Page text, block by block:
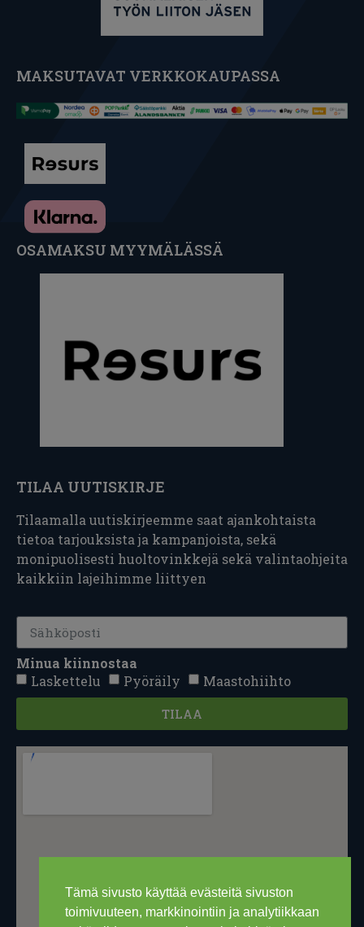
Tämä sivusto käyttää evästeitä sivuston
toimivuuteen, markkinointiin ja analytiikkaan
MAKSUTAVAT VERKKOKAUPASSA
OSAMAKSU MYYMÄLÄSSÄ
TILAA UUTISKIRJE
Tilaamalla uutiskirjeemme saat ajankohtaista
tietoa tarjouksista ja kampanjoista, sekä
monipuolisesti huoltovinkkejä sekä valintaohjeita
kaikkiin lajeihimme liittyen
Minua kiinnostaa
Laskettelu
Pyöräily Maastohiihto
TILAA